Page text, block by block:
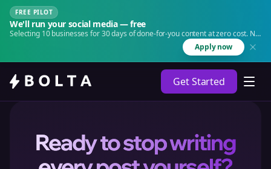
FREE PILOT
We'll run your social media — free
Selecting 10 businesses for 30 days of done-for-you content at zero cost. No
Apply now
Get Started
Ready to stop writing